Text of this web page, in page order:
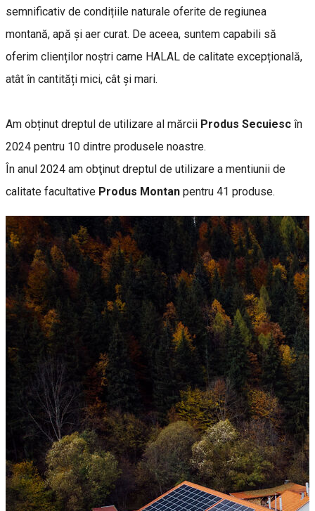
semnificativ de condițiile naturale oferite de regiunea
montană, apă și aer curat. De aceea, suntem capabili să
oferim clienților noștri carne HALAL de calitate excepțională,
atât în cantități mici, cât și mari.
Am obținut dreptul de utilizare al mărcii Produs Secuiesc în
2024 pentru 10 dintre produsele noastre.
În anul 2024 am obţinut dreptul de utilizare a mentiunii de
calitate facultative Produs Montan pentru 41 produse.